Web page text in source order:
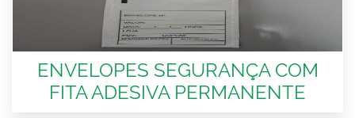
ENVELOPES SEGURANÇA COM
FITA ADESIVA PERMANENTE